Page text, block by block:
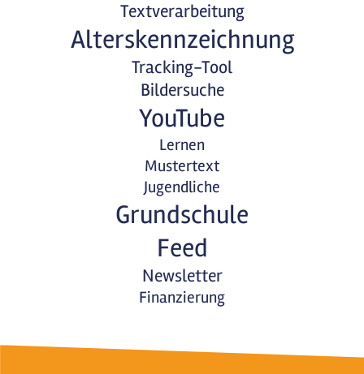
Textverarbeitung
Alterskennzeichnung
Tracking-Tool
Bildersuche
YouTube
Lernen
Mustertext
Jugendliche
Grundschule
Feed
Newsletter
Finanzierung